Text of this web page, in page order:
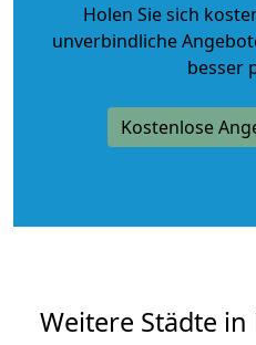
Holen Sie sich
unverbindliche
besser
Kostenlose
Weitere Städte